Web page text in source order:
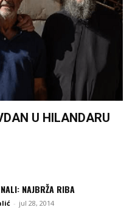
U HILANDARU
NAJBRŽA RIBA
- jul 28, 2014